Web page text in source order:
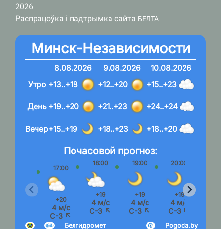
2026
Распрацоўка і падтрымка сайта БЕЛТА
Минск-Независимости
8.08.2026
+13..+18
+19..+20
+15..+19
9.08.2026
+12..+20
+21..+23
+18..+23
10.08.2026
+15..+23
+24..+24
+18..+20
Вечер
День
Утро
Почасовой прогноз:
17:00
+20
4 м/с
С-З ↖
18:00
+19
4 м/с
С-З ↖
19:00
+19
4 м/с
С-З ↖
20:00
+19
4 м/с
С-З ↖
Pogoda.by
Белгидромет